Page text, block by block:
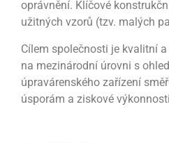
oprávnění. Klíčové
užitných vzorů (tzv. malých
Cílem společnosti je kvalitní
na mezinárodní úrovni s
úpravárenského zařízení
úsporám a ziskové